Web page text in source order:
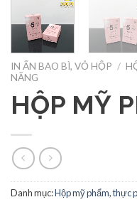
IN ẤN BAO BÌ, VỎ HỘP /
NĂNG
HỘP MỸ
Danh mục:Hộp mỹ phẩm, thực